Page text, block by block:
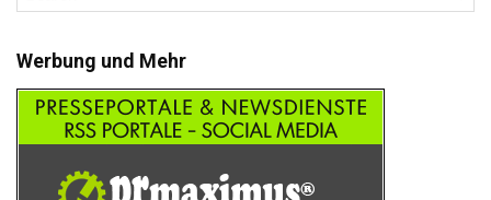
Werbung und Mehr